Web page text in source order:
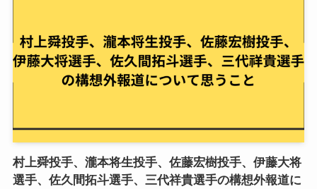
村上舜投手、瀧本将生投手、佐藤宏樹投手、伊藤大将
選手、佐久間拓斗選手、三代祥貴選手の構想外報道に